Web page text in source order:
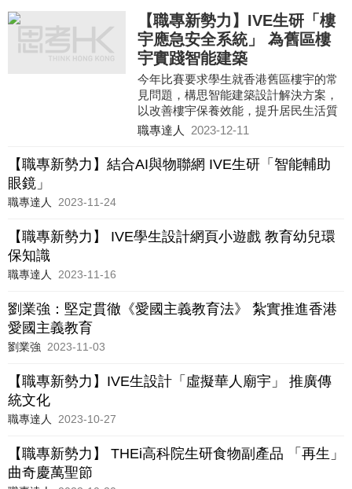
【職專新勢力】IVE生研「樓
宇應急安全系統」 為舊區樓
宇實踐智能建築
今年比賽要求學生就香港舊區樓宇的常
見問題，構思智能建築設計解決方案，
以改善樓宇保養效能，提升居民生活質
素及樓宇安全。
職專達人 2023-12-11
【職專新勢力】結合AI與物聯網 IVE生研「智能輔助
眼鏡」
職專達人 2023-11-24
【職專新勢力】 IVE學生設計網頁小遊戲 教育幼兒環
保知識
職專達人 2023-11-16
劉業強：堅定貫徹《愛國主義教育法》 紮實推進香港
愛國主義教育
劉業強 2023-11-03
【職專新勢力】IVE生設計「虛擬華人廟宇」 推廣傳
統文化
職專達人 2023-10-27
【職專新勢力】 THEi高科院生研食物副產品 「再生」
曲奇慶萬聖節